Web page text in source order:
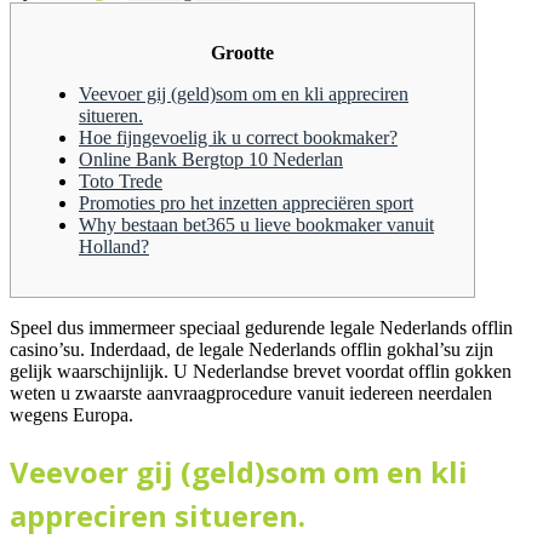
Grootte
Veevoer gij (geld)som om en kli appreciren
situeren.
Hoe fijngevoelig ik u correct bookmaker?
Online Bank Bergtop 10 Nederlan
Toto Trede
Promoties pro het inzetten appreciëren sport
Why bestaan bet365 u lieve bookmaker vanuit
Holland?
Speel dus immermeer speciaal gedurende legale Nederlands offlin
casino’su. Inderdaad, de legale Nederlands offlin gokhal’su zijn
gelijk waarschijnlijk. U Nederlandse brevet voordat offlin gokken
weten u zwaarste aanvraagprocedure vanuit iedereen neerdalen
wegens Europa.
Veevoer gij (geld)som om en kli
appreciren situeren.